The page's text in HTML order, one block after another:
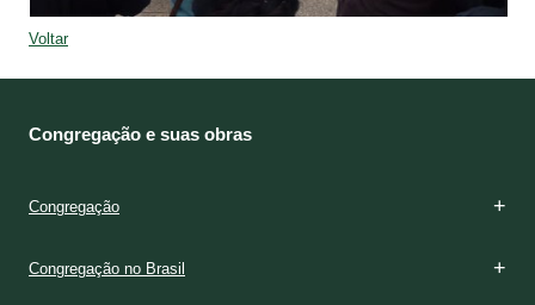
Voltar
Congregação e suas obras
Congregação
Congregação no Brasil